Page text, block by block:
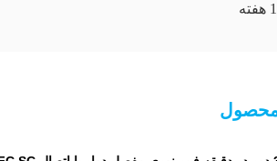
1 هفته